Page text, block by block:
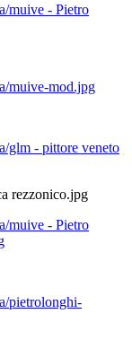
muive - Pietro
muive-mod.jpg
glm - pittore veneto
rezzonico.jpg
muive - Pietro
pietrolonghi-